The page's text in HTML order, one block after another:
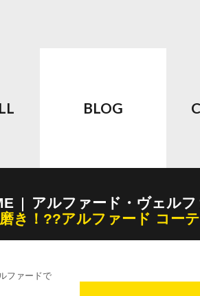
BLOG
アルファード・ヴェル
磨き！??アルファード コーテ
ファードで